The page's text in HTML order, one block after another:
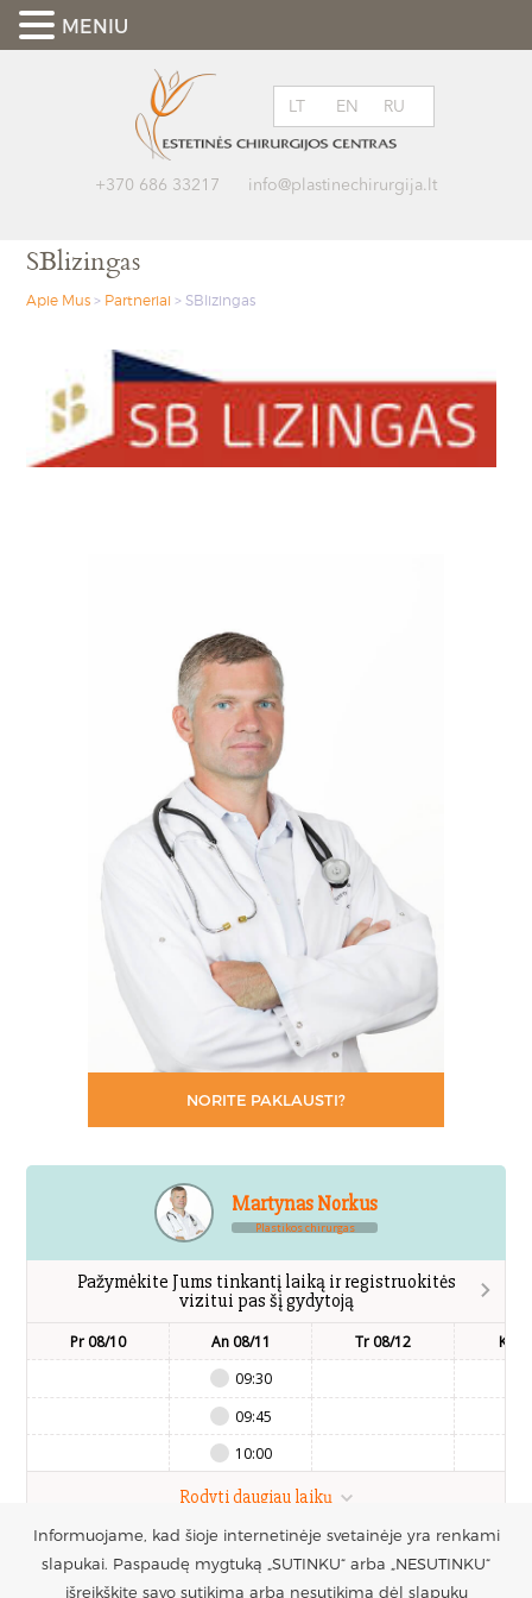
+370 686 33217 info@plastinechirurgija.lt
LT EN RU
SBlizingas
Apie Mus > Partneriai >SBlizingas
NORITE PAKLAUSTI?
Martynas Norkus
Plastikos chirurgas
Pažymėkite Jums tinkantį laiką ir registruokitės
vizitui pas šį gydytoją
Pr 08/10
An 08/11
09:30
09:45
10:00
Tr 08/12 Kt
Rodyti daugiau laikų
Registruotis vizitui
UAB Estetinės
MENIU
Informuojame, kad šioje internetinėje svetainėje yra renkami
slapukai. Paspaudę mygtuką „SUTINKU“ arba „NESUTINKU“
išreikškite savo sutikimą arba nesutikimą dėl slapukų